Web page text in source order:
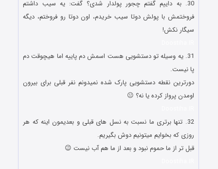
30. به داییم گفتم چجور پولدار شدی؟ گفت: یه سیب داشتم
فروختمش با پولش دوتا سیب خریدم، اون دوتا رو فروختم، دیگه
سیگار نکش!
31. یه وسیله تو دستشویی هست اسمش دم پاییه اما هیچوقت دم
پا نیست.
دورترین نقطه دستشویی پارک شده نمیدونم نفر قبلی برای بیرون
اومدن پرواز کرده یا نه؟ 😐
32. تنها برتری ما نسبت به نسل های قبلی و بعدیمون اینه که هر
روزی که بخوایم میتونیم دوش بگیریم.
قبل تر از ما حموم نبود و بعد از ما هم آب نیست 😉